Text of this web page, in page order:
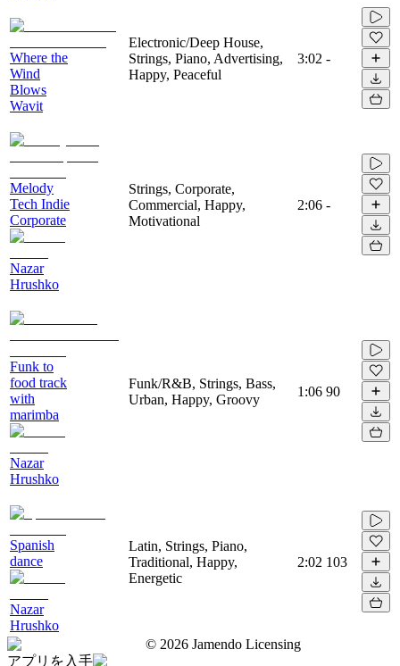
Where the
Wind
Blows
Wavit
Electronic/Deep House,
Strings, Piano, Advertising,
Happy, Peaceful
3:02 -
Melody
Tech Indie
Corporate
Nazar
Hrushko
Strings, Corporate,
Commercial, Happy,
Motivational
2:06 -
Funk to
food track
with
marimba
Nazar
Hrushko
Funk/R&B, Strings, Bass,
Urban, Happy, Groovy
1:06 90
Spanish
dance
Nazar
Hrushko
Latin, Strings, Piano,
Traditional, Happy,
Energetic
2:02 103
© 2026 Jamendo Licensing
アプリを入手